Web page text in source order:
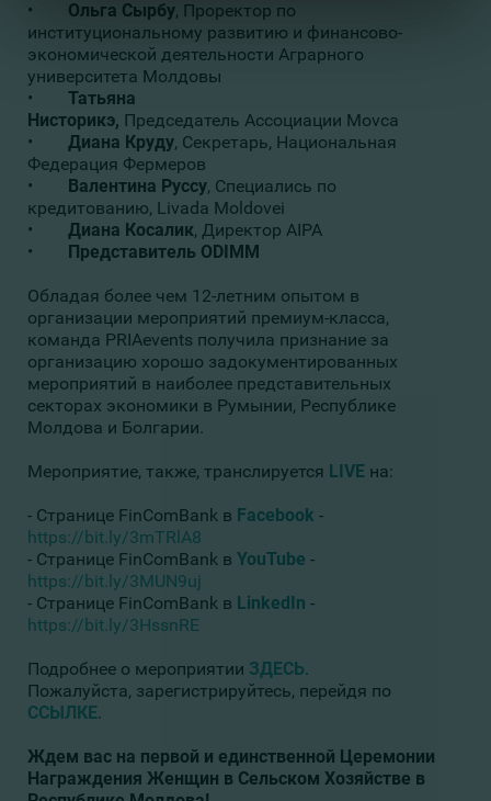
• Ольга Сырбу, Проректор по
институциональному развитию и финансово-
экономической деятельности Аграрного
университета Молдовы
• Татьяна
Нисторикэ, Председатель Ассоциации Movca
• Диана Круду, Секретарь, Национальная
Федерация Фермеров
• Валентина Руссу, Специались по
кредитованию, Livada Moldovei
• Диана Косалик, Директор AIPA
• Представитель ODIMM
Обладая более чем 12-летним опытом в
организации мероприятий премиум-класса,
команда PRIAevents получила признание за
организацию хорошо задокументированных
мероприятий в наиболее представительных
секторах экономики в Румынии, Республике
Молдова и Болгарии.
Мероприятие, также, транслируется LIVE на:
- Странице FinComBank в Facebook -
https://bit.ly/3mTRlA8
- Странице FinComBank в YouTube -
https://bit.ly/3MUN9uj
- Странице FinComBank в LinkedIn -
https://bit.ly/3HssnRE
Подробнее о мероприятии ЗДЕСЬ.
Пожалуйста, зарегистрируйтесь, перейдя по
ССЫЛКЕ.
Ждем вас на первой и единственной Церемонии
Награждения Женщин в Сельском Хозяйстве в